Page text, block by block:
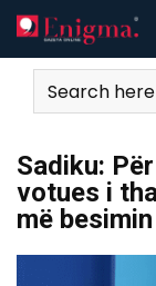
Skip
to
content
Sadiku:
votues i
më